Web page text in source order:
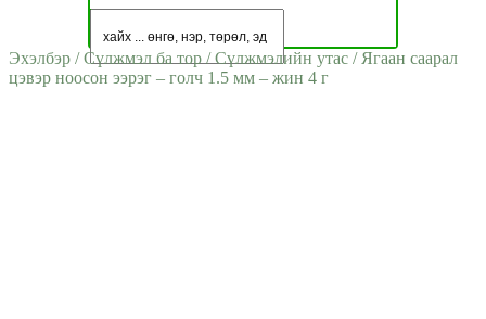
Эхэлбэр /Сүлжмэл ба тор /Сүлжмэлийн утас / Ягаан саарал
цэвэр ноосон ээрэг – голч 1.5 мм – жин 4 г